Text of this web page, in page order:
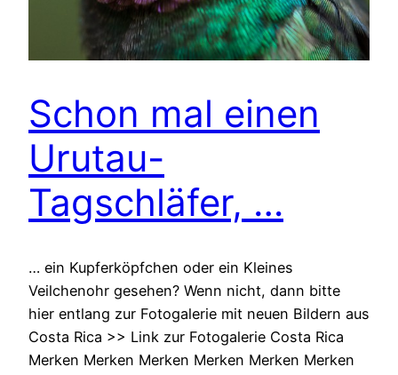
Schon mal einen
Urutau-
Tagschläfer, …
… ein Kupferköpfchen oder ein Kleines
Veilchenohr gesehen? Wenn nicht, dann bitte
hier entlang zur Fotogalerie mit neuen Bildern aus
Costa Rica >> Link zur Fotogalerie Costa Rica
Merken Merken Merken Merken Merken Merken